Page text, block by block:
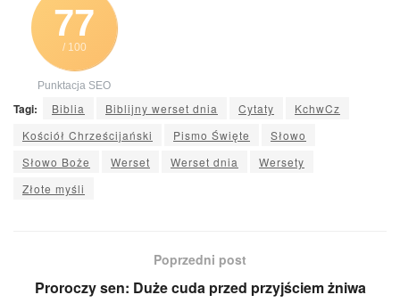
77
/ 100
Punktacja SEO
Tagi: Biblia Biblijny werset dnia Cytaty
KchwCz
Kościół Chrześcijański
Pismo Święte
Słowo
Słowo Boże
Werset Werset dnia
Wersety
Złote myśli
Poprzedni post
Proroczy sen: Duże cuda przed przyjściem żniwa